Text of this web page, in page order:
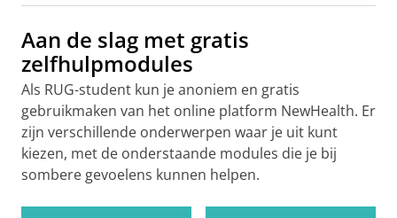
Je mentorofstudieadviseur.
studieadviseur helpt je ook bij zorgen of
vragen over studieplanning, gemiste
tentamens (studievertraging), en BSA.
Externe organisaties / websites waar je
terecht kunt, bijvoorbeeld:
All Earsmet o.a. inloopspreekuren met
studentwerkers bij het
Aan de slag met gratis
zelfhulpmodules
Als RUG-student kun je anoniem en gratis
gebruikmaken van het online platform NewHealth. Er
zijn verschillende onderwerpen waar je uit kunt
kiezen, met de onderstaande modules die je bij
sombere gevoelens kunnen helpen.